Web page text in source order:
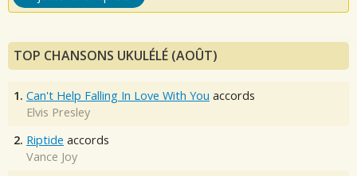
TOP CHANSONS UKULÉLÉ (AOÛT)
1. Can't Help Falling In Love With You accords
Elvis Presley
2. Riptide accords
Vance Joy